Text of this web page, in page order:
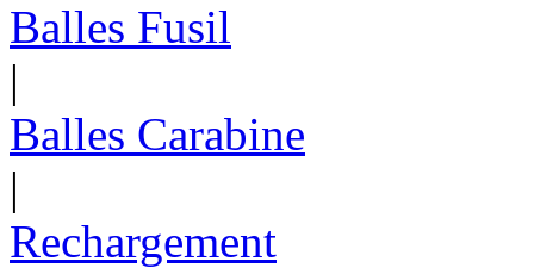
Balles Fusil
|
Balles Carabine
|
Rechargement